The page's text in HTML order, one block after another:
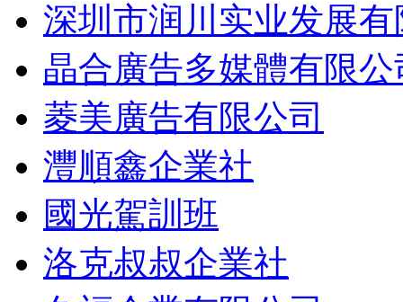
深圳市润川实业发展
晶合廣告多媒體有限公
菱美廣告有限公司
灃順鑫企業社
國光駕訓班
洛克叔叔企業社